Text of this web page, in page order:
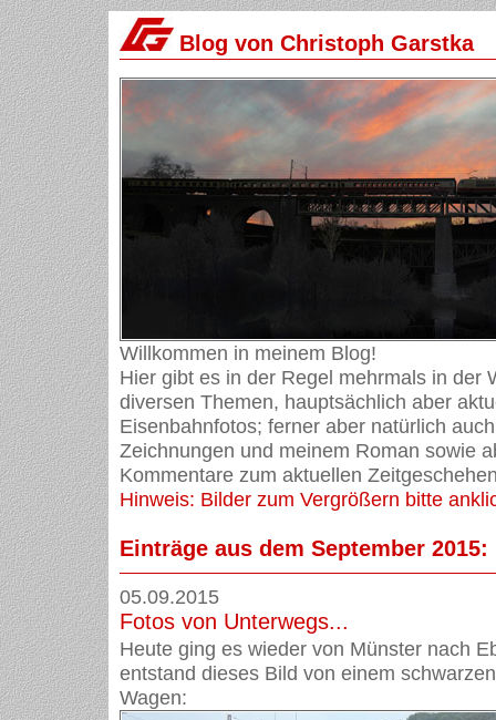
Blog von Christoph Garstka
Willkommen in meinem Blog!
Hier gibt es in der Regel mehrmals in der
diversen Themen, hauptsächlich aber
Eisenbahnfotos; ferner aber natürlich
Zeichnungen und meinem Roman sowie
Kommentare zum aktuellen
Hinweis: Bilder zum Vergrößern bitte
Einträge aus dem September 2015:
05.09.2015
Fotos von Unterwegs...
Heute ging es wieder von Münster nach
entstand dieses Bild von einem
Wagen: